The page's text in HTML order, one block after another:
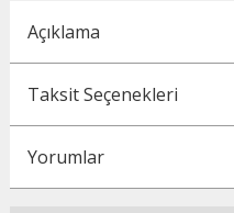
Açıklama
Taksit Seçenekleri
Yorumlar